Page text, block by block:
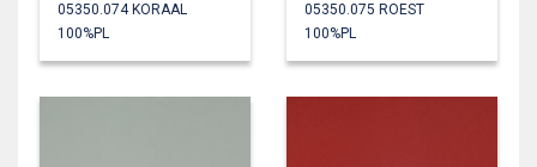
05350.074 KORAAL
100%PL
05350.075 ROEST
100%PL